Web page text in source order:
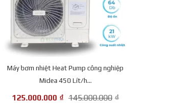
Máy bơm nhiệt Heat Pump công nghiệp
Midea 450 Lít/h...
125.000.000 ₫ 145.000.000 ₫